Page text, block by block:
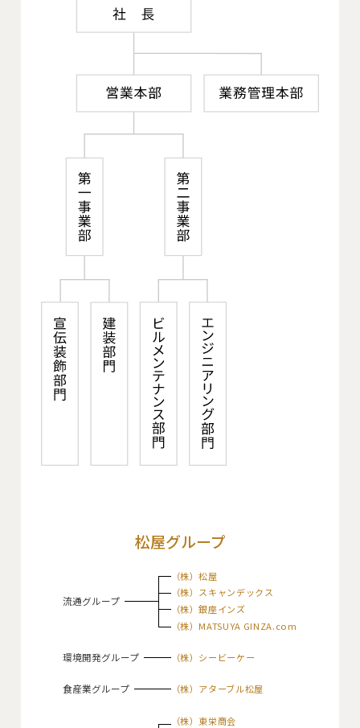
松屋グループ
流通グループ
（株）松屋
（株）スキャンデックス
（株）銀座インズ
（株）MATSUYA GINZA.com
環境開発グループ （株）シービーケー
食産業グループ （株）アターブル松屋
（株）東栄商会